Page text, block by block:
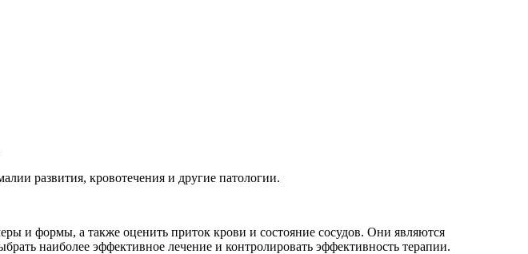
развития, кровотечения и другие патологии.
и формы, а также оценить приток крови и состояние сосудов. Они являются
наиболее эффективное лечение и контролировать эффективность терапии.